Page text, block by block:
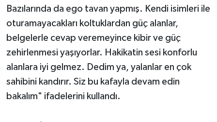
Bazılarında da ego tavan yapmış. Kendi isimleri ile
oturamayacakları koltuklardan güç alanlar,
belgelerle cevap veremeyince kibir ve güç
zehirlenmesi yaşıyorlar. Hakikatin sesi konforlu
alanlara iyi gelmez. Dedim ya, yalanlar en çok
sahibini kandırır. Siz bu kafayla devam edin
bakalım" ifadelerini kullandı.